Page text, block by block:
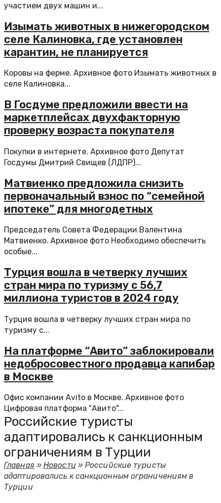
участием двух машин и...
Изымать животных в нижегородском
селе Калиновка, где установлен
карантин, не планируется
Коровы на ферме. Архивное фото Изымать животных в
селе Калиновка...
В Госдуме предложили ввести на
маркетплейсах двухфакторную
проверку возраста покупателя
Покупки в интернете. Архивное фото Депутат
Госдумы Дмитрий Свищев (ЛДПР)...
Матвиенко предложила снизить
первоначальный взнос по “семейной
ипотеке” для многодетных
Председатель Совета Федерации Валентина
Матвиенко. Архивное фото Необходимо обеспечить
особые...
Турция вошла в четверку лучших
стран мира по туризму с 56,7
миллиона туристов в 2024 году
Турция вошла в четверку лучших стран мира по
туризму с...
На платформе “Авито” заблокировали
недобросовестного продавца капибар
в Москве
Офис компании Avito в Москве. Архивное фото
Цифровая платформа "Авито"...
Российские туристы
адаптировались к санкционным
ограничениям в Турции
Главная»Новости »Российские туристы
адаптировались к санкционным ограничениям в
Турции